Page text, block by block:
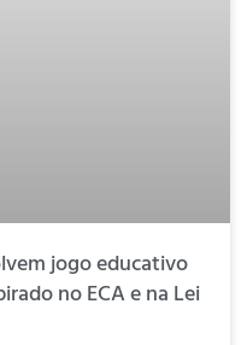
jogo educativo
no ECA e na Lei